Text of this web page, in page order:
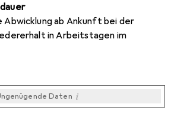
Abwicklung ab Ankunft bei der
in Arbeitstagen im
Daten i